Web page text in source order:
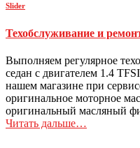
Slider
Техобслуживание и
Выполняем регулярное
седан с двигателем 1.4
нашем магазине при
оригинальное моторное
оригинальный масляный
Читать дальше…